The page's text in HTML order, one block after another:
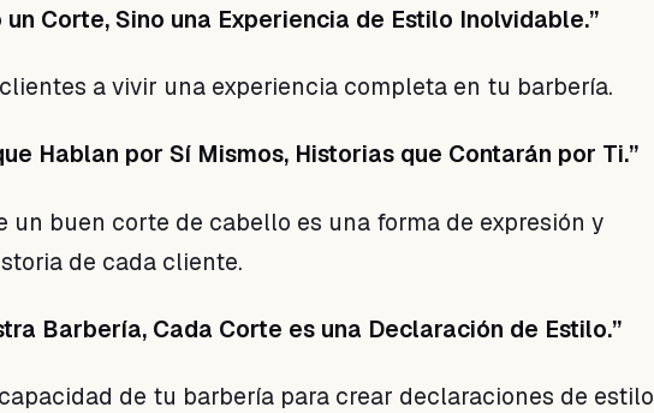
un Corte, Sino una Experiencia de Estilo Inolvidable.”
a vivir una experiencia completa en tu barbería.
Hablan por Sí Mismos, Historias que Contarán por Ti.”
un buen corte de cabello es una forma de expresión y
de cada cliente.
Barbería, Cada Corte es una Declaración de Estilo.”
de tu barbería para crear declaraciones de estilo